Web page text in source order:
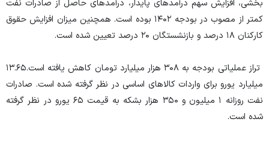
بخشی، افزایش سهم درآمد‌های پایدار، درآمد‌های حاصل از صادرات نفت
کمتر از مصوب در بودجه ۱۴۰۲ بوده است. همچنین میزان افزایش حقوق
کارکنان ۱۸ درصد و بازنشستگان ۲۰ درصد تعیین شده است.
تراز عملیاتی بودجه به ۳۰۸ هزار میلیارد تومان کاهش یافته است.۱۳.۶۵
میلیارد یورو برای واردات کالا‌های اساسی در نظر گرفته شده است. صادرات
نفت روزانه ۱ میلیون و ۳۵۰ هزار بشکه به قیمت ۶۵ یورو در نظر گرفته
شده است.